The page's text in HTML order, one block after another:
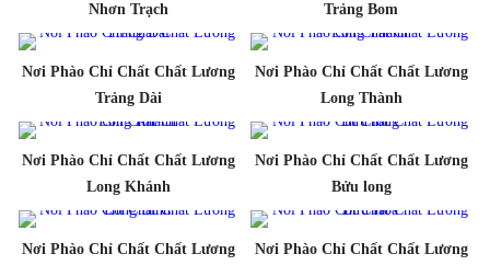
Nhơn Trạch
Trảng Bom
Nơi Phào Chỉ Chất Chất Lương
Trảng Dài
Nơi Phào Chỉ Chất Chất Lương
Long Thành
Nơi Phào Chỉ Chất Chất Lương
Long Khánh
Nơi Phào Chỉ Chất Chất Lương
Bửu long
Nơi Phào Chỉ Chất Chất Lương
Nơi Phào Chỉ Chất Chất Lương